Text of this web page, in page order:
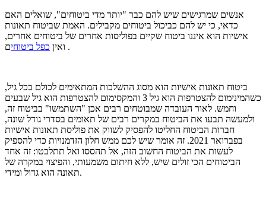
אנשים שמרגישים שיש להם כבר "יותר מדי ביטוחים", שואלים האם
כדאי, כי יש להם כביכול ביטוחים מקבילים. האמת שביטוח תאונות
אישיות הוא איננו ביטוח שקיים בפוליסות אחרים של ביטוחים אחרים,
ואין כפל ביטוחים .
ביטוח תאונות אישיות הוא מסוג ההשלכות המתאימים לכולם בכל גיל,
כשהמינימום להצטרפות הוא גיל 3 והמקסימום להצטרפות הוא גיל שבעים
וחמש. לאור העובדה שמבוטחים רבים אכן "השתמשו" בביטוח זה,
ולמעשה תבעו את הביטוח במקרים רבים של תאומים בסדרי גודל שונה,
חברות הביטוח החליטו להפסיק לשווק את פוליסת תאונות אישיות
בפברואר 2021. זה אומר שיש לכם ממש חלון הזדמנויות כדי להספיק
לעשות את הביטוח החשוב הזה, אל תהססו ואל תתלבטו: זה אחד
הביטוחים הכי זולים שיש, ללא חיתום משמעותי, והפיצוי במקרה של
תאונה הוא גדול ומידי.